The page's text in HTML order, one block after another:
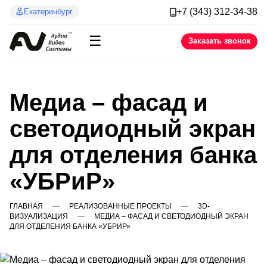
Екатеринбург +7 (343) 312-34-38
☰ Заказать звонок
Медиа – фасад и
светодиодный экран
для отделения банка
«УБРиР»
ГЛАВНАЯ РЕАЛИЗОВАННЫЕ ПРОЕКТЫ
3D-
ВИЗУАЛИЗАЦИЯ
МЕДИА – ФАСАД И СВЕТОДИОДНЫЙ ЭКРАН
ДЛЯ ОТДЕЛЕНИЯ БАНКА «УБРИР»